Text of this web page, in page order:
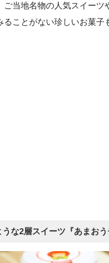
ご当地名物の人気スイーツ
ることがない珍しいお菓
うな2層スイーツ『あまお